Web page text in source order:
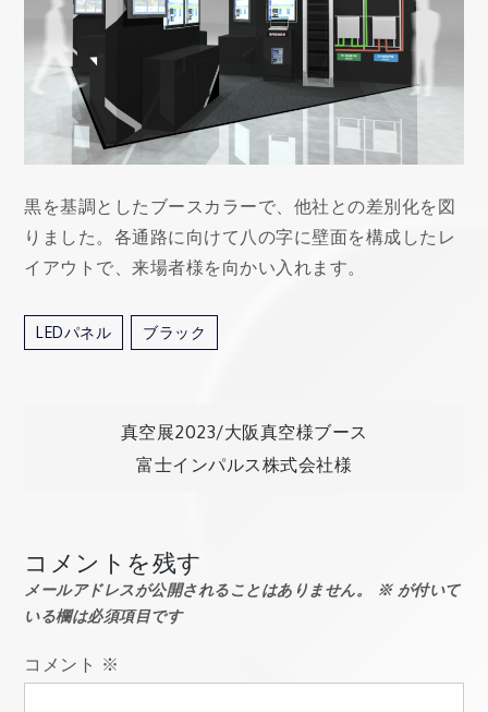
黒を基調としたブースカラーで、他社との差別化を図
りました。各通路に向けて八の字に壁面を構成したレ
イアウトで、来場者様を向かい入れます。
LEDパネル ブラック
ナ
ビ
ゲ
真空展2023/大阪真空様ブース
富士インパルス株式会社様
コメントを残す
メールアドレスが公開されることはありません。 ※が付いて
いる欄は必須項目です
コメント ※